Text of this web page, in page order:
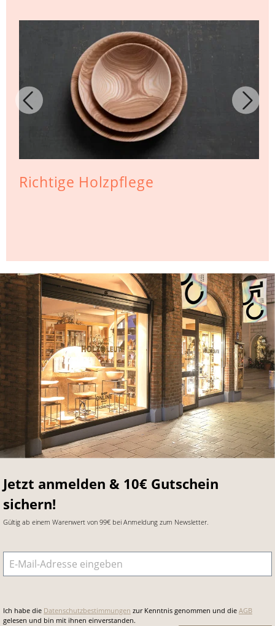
Richtige Holzpflege
Jetzt anmelden & 10€ Gutschein
sichern!
Gültig ab einem Warenwert von 99€ bei Anmeldung zum Newsletter.
E-Mail-Adresse
Ich habe die Datenschutzbestimmungen zur Kenntnis genommen und die AGB
gelesen und bin mit ihnen einverstanden.